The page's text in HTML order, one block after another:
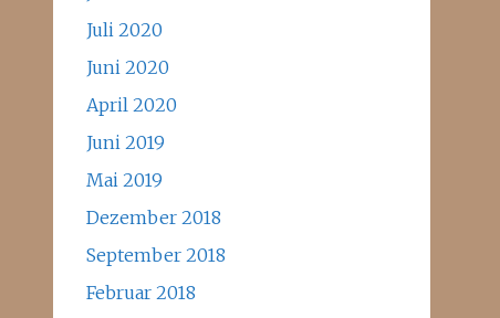
Juli 2020
Juni 2020
April 2020
Juni 2019
Mai 2019
Dezember 2018
September 2018
Februar 2018